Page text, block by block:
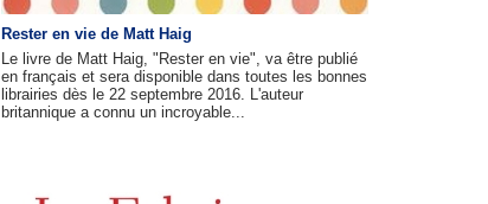
Rester en vie de Matt Haig
Le livre de Matt Haig, "Rester en vie", va être publié
en français et sera disponible dans toutes les bonnes
librairies dès le 22 septembre 2016. L'auteur
britannique a connu un incroyable...